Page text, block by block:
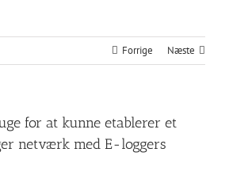
Forrige Næste
for at kunne etablerer et
netværk med E-loggers